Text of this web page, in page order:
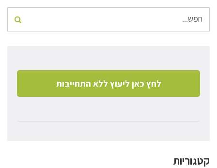
לחץ כאן ליעוץ ללא התחייבות
קטגוריות